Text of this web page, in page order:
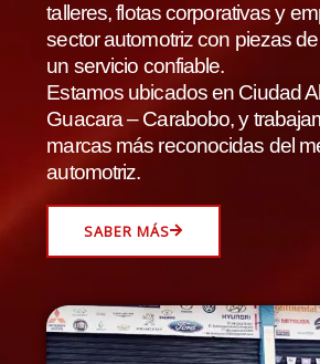
talleres, flotas corporativas y
sector automotriz con piezas
un servicio confiable.
Estamos ubicados en Ciudad
Guacara – Carabobo, y
marcas más reconocidas del
automotriz.
SABER MÁS